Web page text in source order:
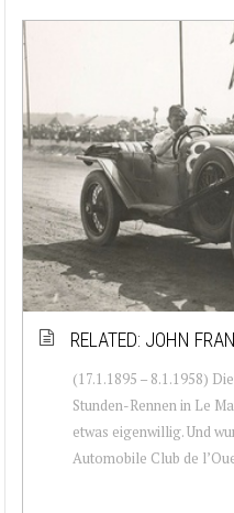
RELATED: JOHN
(17.1.1895 – 8.1.1958)
Stunden-Rennen in Le
etwas eigenwillig. Und
Automobile Club de